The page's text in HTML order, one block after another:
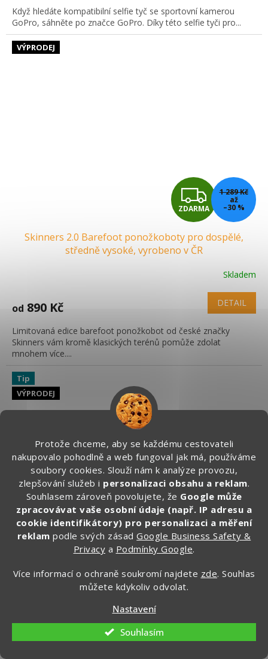
Protože chceme, aby se každému cestovateli
nakupovalo pohodlně a web fungoval jak má, používáme
soubory cookies. Slouží nám k analýze provozu,
zlepšování služeb i personalizaci obsahu a reklam.
Souhlasem zároveň povolujete, že Google může
zpracovávat vaše osobní údaje (např. IP adresu a
cookie identifikátory) pro personalizaci a měření
reklam podle svých zásadGoogle Business Safety &
Privacy a Podmínky Google.
Více informací o ochraně soukromí najdete zde. Souhlas
můžete kdykoliv odvolat.
Nastavení
Souhlasím
Když hledáte kompatibilní selfie tyč se sportovní kamerou
GoPro, sáhněte po značce GoPro. Díky této selfie tyči pro...
VÝPRODEJ
Z
D
A
M
A
ZDARMA
1 289 Kč
až
–30 %
Skinners 2.0 Barefoot ponožkoboty pro dospělé,
středně vysoké, vyrobeno v ČR
Skladem
od 890 Kč DETAIL
Limitovaná edice barefoot ponožkobot od české značky
Skinners vám kromě klasických terénů pomůže zdolat
mnohem více....
Tip
VÝPRODEJ
Z
A
M
ZDARMA
od
1 189 Kč
až
–26 %
Skinners 2.0 Comfort Barefoot ponožkoboty pro
dospělé, vyrobeno v ČR
od949 Kč